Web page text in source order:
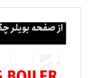
از صفحه بویلر